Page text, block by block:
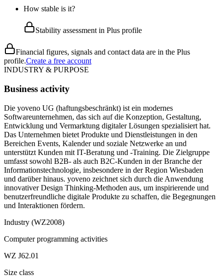
How stable is it?
Stability assessment in Plus profile
Financial figures, signals and contact data are in the Plus
profile.Create a free account
INDUSTRY & PURPOSE
Business activity
Die yoveno UG (haftungsbeschränkt) ist ein modernes
Softwareunternehmen, das sich auf die Konzeption, Gestaltung,
Entwicklung und Vermarktung digitaler Lösungen spezialisiert hat.
Das Unternehmen bietet Produkte und Dienstleistungen in den
Bereichen Events, Kalender und soziale Netzwerke an und
unterstützt Kunden mit IT-Beratung und -Training. Die Zielgruppe
umfasst sowohl B2B- als auch B2C-Kunden in der Branche der
Informationstechnologie, insbesondere in der Region Wiesbaden
und darüber hinaus. yoveno zeichnet sich durch die Anwendung
innovativer Design Thinking-Methoden aus, um inspirierende und
benutzerfreundliche digitale Produkte zu schaffen, die Begegnungen
und Interaktionen fördern.
Industry (WZ2008)
Computer programming activities
WZ J62.01
Size class